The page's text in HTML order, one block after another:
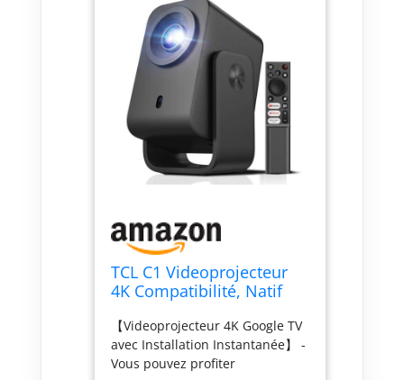
TCL C1 Videoprojecteur
4K Compatibilité, Natif
Netflix Certifié, Smart
Google TV Intégré, Auto
Focus/Keystone, Wi-FI
【Videoprojecteur 4K Google TV
avec Installation Instantanée】 -
Vous pouvez profiter